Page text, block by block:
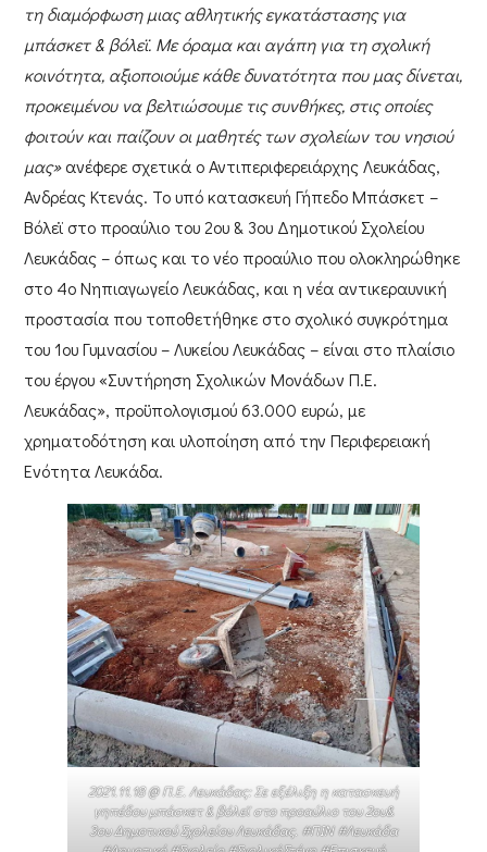
τη διαμόρφωση μιας αθλητικής εγκατάστασης για
μπάσκετ & βόλεϊ. Με όραμα και αγάπη για τη σχολική
κοινότητα, αξιοποιούμε κάθε δυνατότητα που μας δίνεται,
προκειμένου να βελτιώσουμε τις συνθήκες, στις οποίες
φοιτούν και παίζουν οι μαθητές των σχολείων του νησιού
μας»ανέφερε σχετικά οΑντιπεριφερειάρχης Λευκάδας,
Ανδρέας Κτενάς. Το υπό κατασκευή Γήπεδο Μπάσκετ –
Βόλεϊ στο προαύλιο του2ου & 3ου Δημοτικού Σχολείου
Λευκάδας – όπως και το νέο προαύλιο που ολοκληρώθηκε
στο 4ο Νηπιαγωγείο Λευκάδας, και η νέα αντικεραυνική
προστασία που τοποθετήθηκε στο σχολικό συγκρότημα
του1ου Γυμνασίου – Λυκείου Λευκάδας – είναι στο πλαίσιο
του έργου«Συντήρηση Σχολικών Μονάδων Π.Ε.
Λευκάδας», προϋπολογισμού63.000 ευρώ, με
χρηματοδότηση και υλοποίηση από τηνΠεριφερειακή
Ενότητα Λευκάδα.
2021.11.18 @ Π.Ε. Λευκάδας: Σε εξέλιξη η κατασκευή
γηπέδου μπάσκετ & βόλεϊ στο προαύλιο του 2ου&
3ου Δημοτικού Σχολείου Λευκάδας. #ΠΙΝ #Λευκάδα